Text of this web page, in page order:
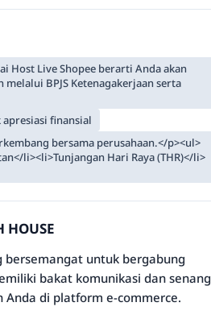
Host Live Shopee berarti Anda akan
BPJS Ketenagakerjaan serta
apresiasi finansial
bersama perusahaan.</p><ul>
li><li>Tunjangan Hari Raya (THR)</li>
bersemangat untuk bergabung
bakat komunikasi dan senang
di platform e-commerce.